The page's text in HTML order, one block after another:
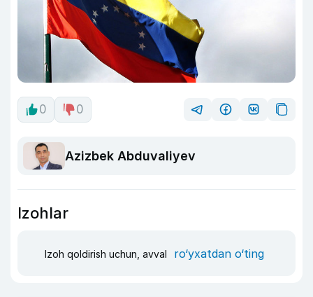
0 0
Azizbek Abduvaliyev
Izohlar
Izoh qoldirish uchun, avval ro‘yxatdan o‘ting